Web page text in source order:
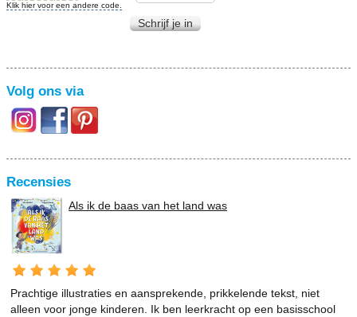
Klik hier voor een andere code.
Schrijf je in
Volg ons via
Recensies
Als ik de baas van het land was
Prachtige illustraties en aansprekende, prikkelende tekst, niet
alleen voor jonge kinderen. Ik ben leerkracht op een basisschool